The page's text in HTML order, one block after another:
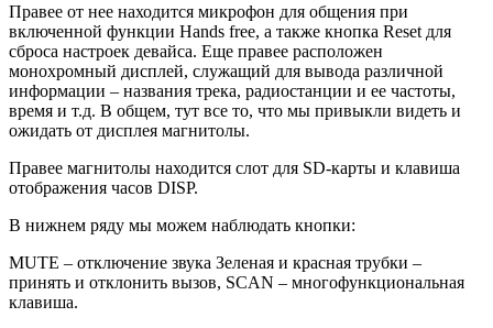
Правее от нее находится микрофон для общения при
включенной функции Hands free, а также кнопка Reset для
сброса настроек девайса. Еще правее расположен
монохромный дисплей, служащий для вывода различной
информации – названия трека, радиостанции и ее частоты,
время и т.д. В общем, тут все то, что мы привыкли видеть и
ожидать от дисплея магнитолы.
Правее магнитолы находится слот для SD-карты и клавиша
отображения часов DISP.
В нижнем ряду мы можем наблюдать кнопки:
MUTE – отключение звука Зеленая и красная трубки –
принять и отклонить вызов, SCAN – многофункциональная
клавиша.